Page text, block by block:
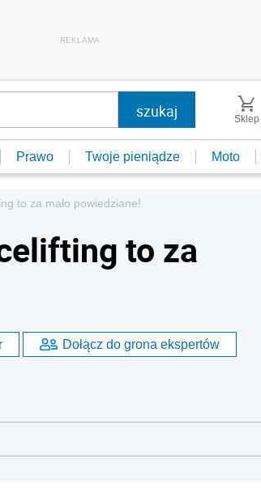
REKLAMA
Sklep
Prawo Twoje pieniądze Moto
to za mało powiedziane!
to za
Dołącz do grona ekspertów